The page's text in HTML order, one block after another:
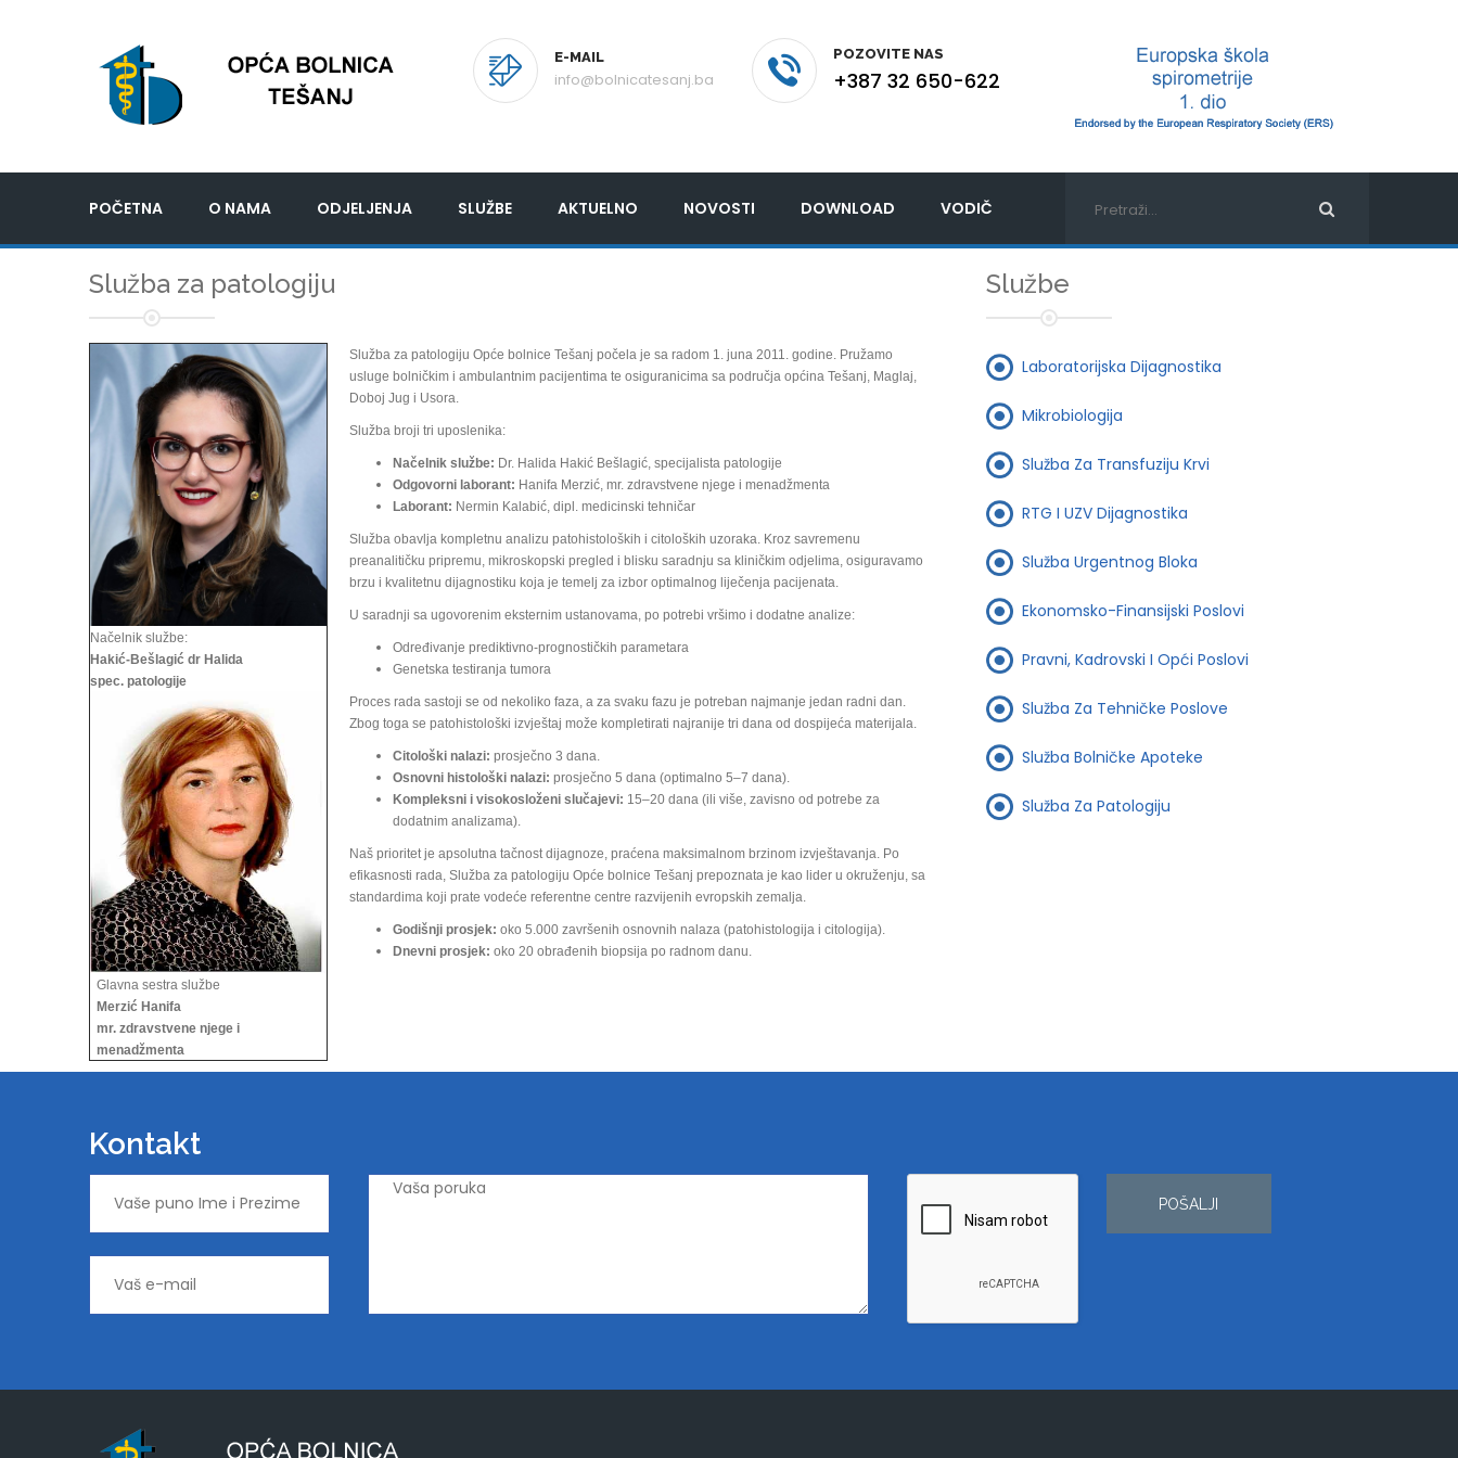
E-MAIL
info@bolnicatesanj.ba
POZOVITE NAS
+387 32 650-622
POČETNA O NAMA ODJELJENJA SLUŽBE AKTUELNO NOVOSTI DOWNLOAD VODIČ
Služba za patologiju
Načelnik službe:
Hakić-Bešlagić dr Halida
spec. patologije
Glavna sestra službe
Merzić Hanifa
mr. zdravstvene njege i
menadžmenta
Služba za patologiju Opće bolnice Tešanj počela je sa radom 1. juna 2011. godine. Pružamo
usluge bolničkim i ambulantnim pacijentima te osiguranicima sa područja općina Tešanj, Maglaj,
Doboj Jug i Usora.
Služba broji tri uposlenika:
Načelnik službe: Dr. Halida Hakić Bešlagić, specijalista patologije
Odgovorni laborant: Hanifa Merzić, mr. zdravstvene njege i menadžmenta
Laborant: Nermin Kalabić, dipl. medicinski tehničar
Služba obavlja kompletnu analizu patohistoloških i citoloških uzoraka. Kroz savremenu
preanalitičku pripremu, mikroskopski pregled i blisku saradnju sa kliničkim odjelima, osiguravamo
brzu i kvalitetnu dijagnostiku koja je temelj za izbor optimalnog liječenja pacijenata.
U saradnji sa ugovorenim eksternim ustanovama, po potrebi vršimo i dodatne analize:
Određivanje prediktivno-prognostičkih parametara
Genetska testiranja tumora
Proces rada sastoji se od nekoliko faza, a za svaku fazu je potreban najmanje jedan radni dan.
Zbog toga se patohistološki izvještaj može kompletirati najranije tri dana od dospijeća materijala.
Citološki nalazi: prosječno 3 dana.
Osnovni histološki nalazi: prosječno 5 dana (optimalno 5–7 dana).
Kompleksni i visokosloženi slučajevi: 15–20 dana (ili više, zavisno od potrebe za
dodatnim analizama).
Naš prioritet je apsolutna tačnost dijagnoze, praćena maksimalnom brzinom izvještavanja. Po
efikasnosti rada, Služba za patologiju Opće bolnice Tešanj prepoznata je kao lider u okruženju, sa
standardima koji prate vodeće referentne centre razvijenih evropskih zemalja.
Godišnji prosjek: oko 5.000 završenih osnovnih nalaza (patohistologija i citologija).
Dnevni prosjek: oko 20 obrađenih biopsija po radnom danu.
Službe
Laboratorijska Dijagnostika
Mikrobiologija
Služba Za Transfuziju Krvi
RTG I UZV Dijagnostika
Služba Urgentnog Bloka
Ekonomsko-Finansijski Poslovi
Pravni, Kadrovski I Opći Poslovi
Služba Za Tehničke Poslove
Služba Bolničke Apoteke
Služba Za Patologiju
Kontakt
POŠALJI